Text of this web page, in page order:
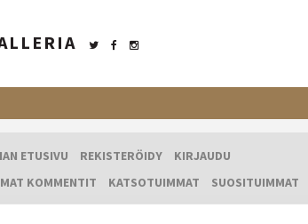
ETUSIVU REKISTERÖIDY
KIRJAUDU
KOMMENTIT KATSOTUIMMAT SUOSITUIMMAT